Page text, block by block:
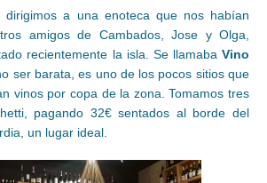
dirigimos a una enoteca que nos habían
amigos de Cambados, Jose y Olga,
recientemente la isla. Se llamaba Vino
ser barata, es uno de los pocos sitios que
vinos por copa de la zona. Tomamos tres
pagando 32€ sentados al borde del
un lugar ideal.